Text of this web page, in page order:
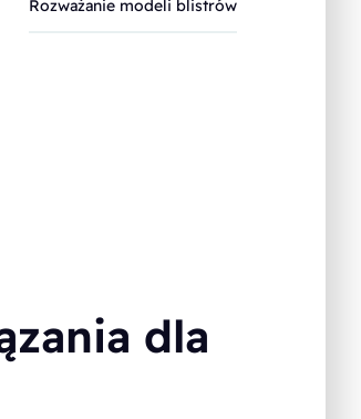
Rozważanie modeli blistrów
dla